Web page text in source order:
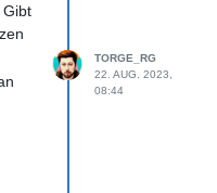
Gibt
TORGE_RG
22. AUG. 2023,
08:44